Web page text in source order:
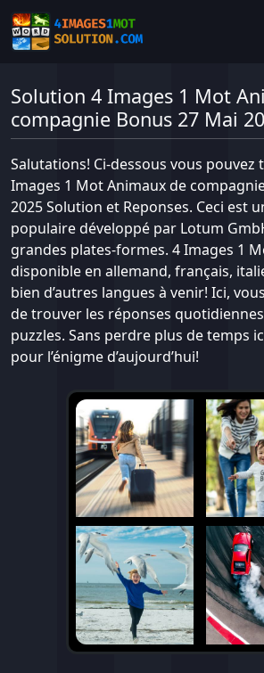
Solution 4 Images 1 Mot
compagnie Bonus 27 Mai
Salutations! Ci-dessous vous pouvez
Images 1 Mot Animaux de
2025 Solution et Reponses. Ceci est
populaire développé par Lotum
grandes plates-formes. 4 Images 1
disponible en allemand, français,
bien d’autres langues à venir! Ici,
de trouver les réponses
puzzles. Sans perdre plus de temps
pour l’énigme d’aujourd’hui!